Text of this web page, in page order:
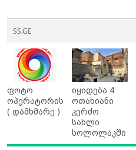
SS.GE
ფოტო
ოპერატორის
( დამხმარე )
იყიდება 4
ოთახიანი
კერძო
სახლი
სოლოლაკში